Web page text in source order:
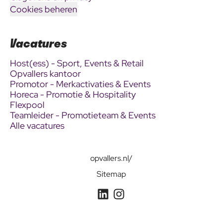
Cookies beheren
Vacatures
Host(ess) - Sport, Events & Retail
Opvallers kantoor
Promotor - Merkactivaties & Events
Horeca - Promotie & Hospitality
Flexpool
Teamleider - Promotieteam & Events
Alle vacatures
opvallers.nl/
Sitemap